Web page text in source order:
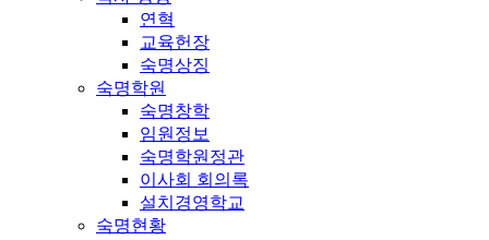
연혁
교육헌장
숙명상징
숙명학원
숙명창학
임원정보
숙명학원정관
이사회 회의록
설치경영학교
숙명현황